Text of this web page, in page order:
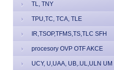
TL, TNY
TPU,TC, TCA, TLE
IR,TSOP,TFMS,TS,TLC SFH
procesory OVP OTF AKCE
UCY, U,UAA, UB,.UL,ULN UM